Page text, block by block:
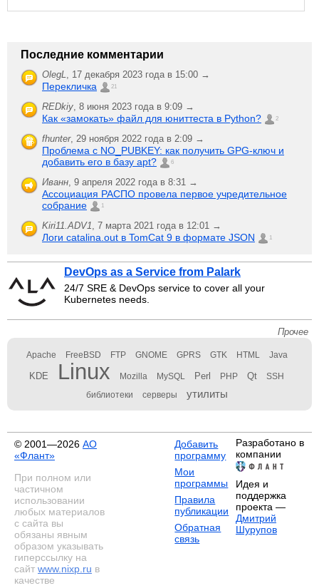
Последние комментарии
OlegL, 17 декабря 2023 года в 15:00 →
Перекличка 21
REDkiy, 8 июня 2023 года в 9:09 →
Как «замокать» файл для юниттеста в Python? 2
fhunter, 29 ноября 2022 года в 2:09 →
Проблема с NO_PUBKEY: как получить GPG-ключ и
добавить его в базу apt?
6
Иванн, 9 апреля 2022 года в 8:31 →
Ассоциация РАСПО провела первое учредительное
собрание
1
Kiri11.ADV1, 7 марта 2021 года в 12:01 →
Логи catalina.out в TomCat 9 в формате JSON 1
DevOps as a Service from Palark
24/7 SRE & DevOps service to cover all your
Kubernetes needs.
Прочее
Apache FreeBSD FTP GNOME GPRS GTK HTML Java
KDE Linux Mozilla MySQL Perl PHP Qt SSH
библиотеки серверы утилиты
© 2001—2026 АО
«Флант»
При полном или
частичном
использовании
любых материалов
с сайта вы
обязаны явным
образом указывать
гиперссылку на
сайт www.nixp.ru в
качестве
Добавить
программу
Мои
программы
Правила
публикации
Обратная
связь
Разработано в
компании
Идея и
поддержка
проекта —
Дмитрий
Шурупов